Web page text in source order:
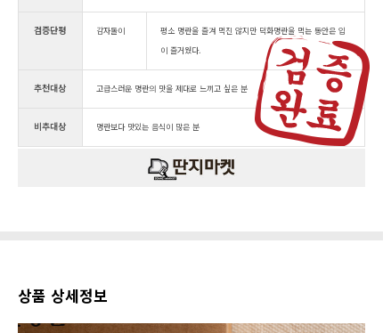
검증단평 감자돌이
평소 명란을 즐겨 먹진 않지만 덕화명란을 먹는 동안은 입
이 즐거웠다.
추천대상 고급스러운 명란의 맛을 제대로 느끼고 싶은 분
비추대상 명란보다 맛있는 음식이 많은 분
상품 상세정보